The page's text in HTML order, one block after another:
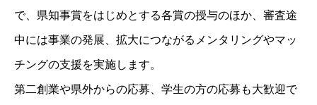
で、県知事賞をはじめとする各賞の授与のほか、審査途
中には事業の発展、拡大につながるメンタリングやマッ
チングの支援を実施します。
第二創業や県外からの応募、学生の方の応募も大歓迎で